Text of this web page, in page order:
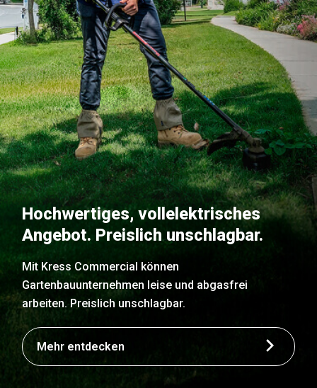
Hochwertiges, vollelektrisches
Angebot. Preislich unschlagbar.
Mit Kress Commercial können
Gartenbauunternehmen leise und abgasfrei
arbeiten. Preislich unschlagbar.
Mehr entdecken